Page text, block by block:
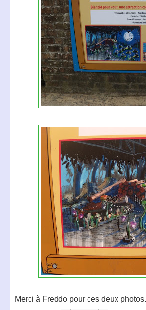
Merci à Freddo pour ces deux photos.